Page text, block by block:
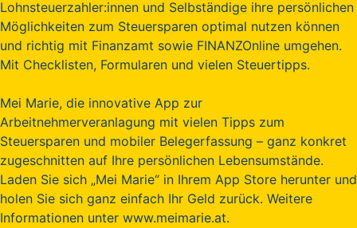
Lohnsteuerzahler:innen und Selbständige ihre persönlichen
Möglichkeiten zum Steuersparen optimal nutzen können
und richtig mit Finanzamt sowie FINANZOnline umgehen.
Mit Checklisten, Formularen und vielen Steuertipps.
Mei Marie, die innovative App zur
Arbeitnehmerveranlagung mit vielen Tipps zum
Steuersparen und mobiler Belegerfassung – ganz konkret
zugeschnitten auf Ihre persönlichen Lebensumstände.
Laden Sie sich „Mei Marie“ in Ihrem App Store herunter und
holen Sie sich ganz einfach Ihr Geld zurück. Weitere
Informationen unter www.meimarie.at.